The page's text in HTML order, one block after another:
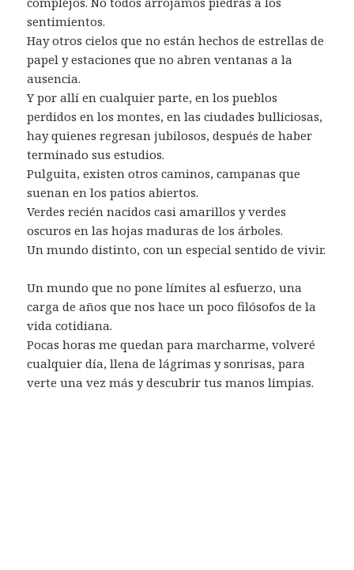
sentimientos.
Hay otros cielos que no están hechos de estrellas de
papel y estaciones que no abren ventanas a la
ausencia.
Y por allí en cualquier parte, en los pueblos
perdidos en los montes, en las ciudades bulliciosas,
hay quienes regresan jubilosos, después de haber
terminado sus estudios.
Pulguita, existen otros caminos, campanas que
suenan en los patios abiertos.
Verdes recién nacidos casi amarillos y verdes
oscuros en las hojas maduras de los árboles.
Un mundo distinto, con un especial sentido de vivir.
Un mundo que no pone límites al esfuerzo, una
carga de años que nos hace un poco filósofos de la
vida cotidiana.
Pocas horas me quedan para marcharme, volveré
cualquier día, llena de lágrimas y sonrisas, para
verte una vez más y descubrir tus manos limpias.